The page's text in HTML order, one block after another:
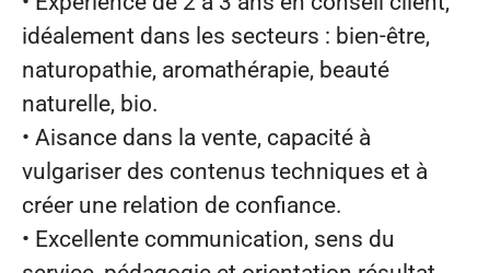
idéalement dans les secteurs : bien‑être,
naturopathie, aromathérapie, beauté
naturelle, bio.
• Aisance dans la vente, capacité à
vulgariser des contenus techniques et à
créer une relation de confiance.
• Excellente communication, sens du